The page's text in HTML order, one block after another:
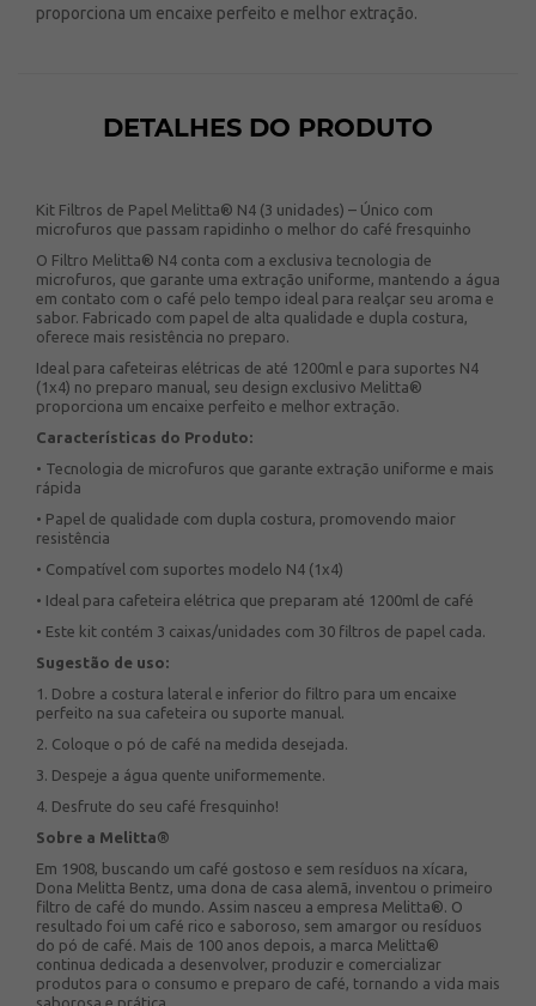
proporciona um encaixe perfeito e melhor extração.
DETALHES DO PRODUTO
Kit Filtros de Papel Melitta® N4 (3 unidades) – Único com
microfuros que passam rapidinho o melhor do café fresquinho
O Filtro Melitta® N4 conta com a exclusiva tecnologia de
microfuros, que garante uma extração uniforme, mantendo a água
em contato com o café pelo tempo ideal para realçar seu aroma e
sabor. Fabricado com papel de alta qualidade e dupla costura,
oferece mais resistência no preparo.
Ideal para cafeteiras elétricas de até 1200ml e para suportes N4
(1x4) no preparo manual, seu design exclusivo Melitta®
proporciona um encaixe perfeito e melhor extração.
Características do Produto:
• Tecnologia de microfuros que garante extração uniforme e mais
rápida
• Papel de qualidade com dupla costura, promovendo maior
resistência
• Compatível com suportes modelo N4 (1x4)
• Ideal para cafeteira elétrica que preparam até 1200ml de café
• Este kit contém 3 caixas/unidades com 30 filtros de papel cada.
Sugestão de uso:
1. Dobre a costura lateral e inferior do filtro para um encaixe
perfeito na sua cafeteira ou suporte manual.
2. Coloque o pó de café na medida desejada.
3. Despeje a água quente uniformemente.
4. Desfrute do seu café fresquinho!
Sobre a Melitta®
Em 1908, buscando um café gostoso e sem resíduos na xícara,
Dona Melitta Bentz, uma dona de casa alemã, inventou o primeiro
filtro de café do mundo. Assim nasceu a empresa Melitta®. O
resultado foi um café rico e saboroso, sem amargor ou resíduos
do pó de café. Mais de 100 anos depois, a marca Melitta®
continua dedicada a desenvolver, produzir e comercializar
produtos para o consumo e preparo de café, tornando a vida mais
saborosa e prática.